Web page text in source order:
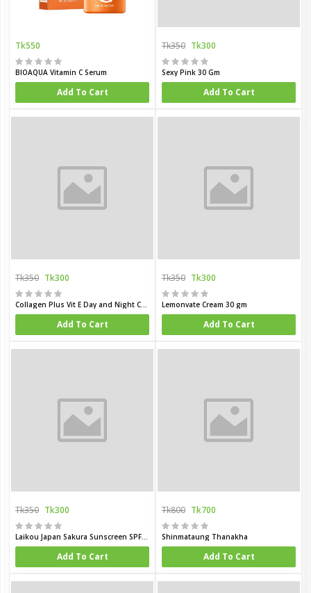
Tk550
BIOAQUA Vitamin C Serum
Add To Cart
Tk350 Tk300
Sexy Pink 30 Gm
Add To Cart
Tk350 Tk300
Collagen Plus Vit E Day and Night Cream 50g
Add To Cart
Tk350 Tk300
Lemonvate Cream 30 gm
Add To Cart
Tk350 Tk300
Laikou Japan Sakura Sunscreen SPF50 PA 50g
Add To Cart
Tk800 Tk700
Shinmataung Thanakha
Add To Cart